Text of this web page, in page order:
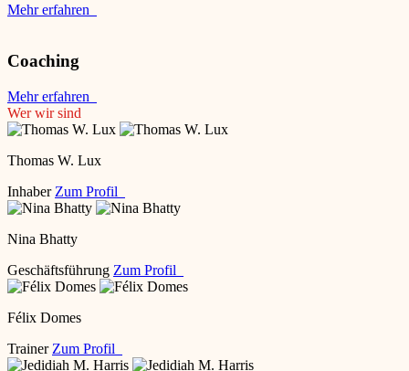
Mehr erfahren
Coaching
Mehr erfahren
Wer wir sind
Thomas W. Lux
Inhaber Zum Profil
Nina Bhatty
Geschäftsführung Zum Profil
Félix Domes
Trainer Zum Profil